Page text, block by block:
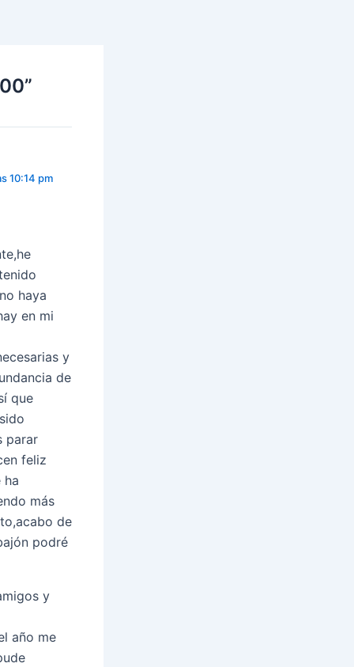
10:14 pm
haya
en mi
y
de
que
parar
feliz
ha
más
de
podré
y
año me